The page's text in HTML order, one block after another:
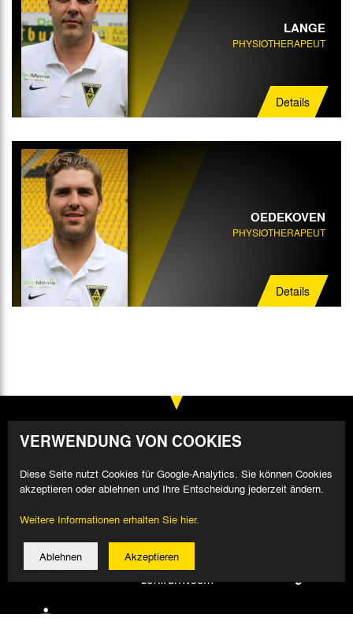
LANGE
PHYSIOTHERAPEUT
Details
OEDEKOVEN
PHYSIOTHERAPEUT
Details
VERWENDUNG VON COOKIES
Diese Seite nutzt Cookies für Google-Analytics. Sie können Cookies
akzeptieren oder ablehnen und Ihre Entscheidung jederzeit ändern.
Weitere Informationen erhalten Sie hier.
Ablehnen Akzeptieren